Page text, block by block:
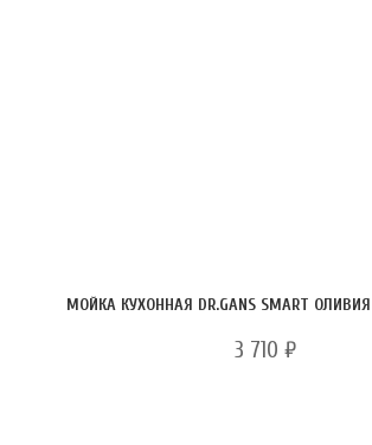
МОЙКА КУХОННАЯ DR.GANS SMART
3 710 ₽